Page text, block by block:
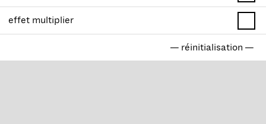
effet multiplier
— réinitialisation —